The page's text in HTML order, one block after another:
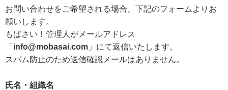
お問い合わせをご希望される場合、下記のフォームよりお
願いします。
もばさい！管理人がメールアドレス
「 info@mobasai.com 」にて返信いたします。
スパム防止のため送信確認メールはありません。
氏名・組織名